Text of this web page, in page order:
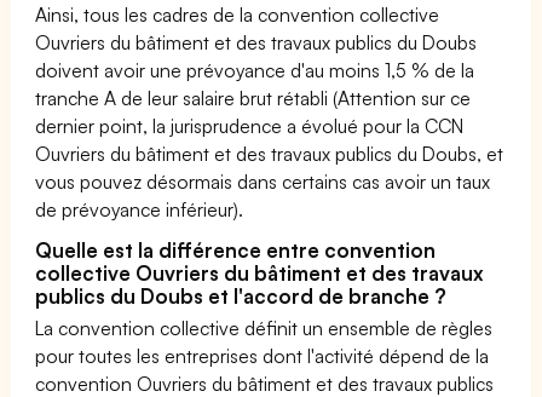
Ainsi, tous les cadres de la convention collective
Ouvriers du bâtiment et des travaux publics du Doubs
doivent avoir une prévoyance d'au moins 1,5 % de la
tranche A de leur salaire brut rétabli (Attention sur ce
dernier point, la jurisprudence a évolué pour la CCN
Ouvriers du bâtiment et des travaux publics du Doubs, et
vous pouvez désormais dans certains cas avoir un taux
de prévoyance inférieur).
Quelle est la différence entre convention
collective Ouvriers du bâtiment et des travaux
publics du Doubs et l'accord de branche ?
La convention collective définit un ensemble de règles
pour toutes les entreprises dont l'activité dépend de la
convention Ouvriers du bâtiment et des travaux publics